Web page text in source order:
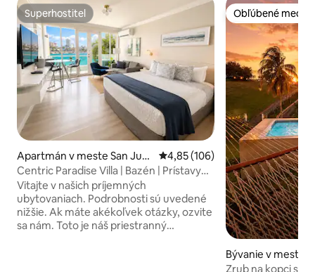
Superhostiteľ
Superhostiteľ
Apartmán v meste San Jua
n
Priemerné ohodnotenie 4,85 z
4,85 (106)
Centric Paradise Villa | Bazén | Prístavy
výletných lodí
Vitajte v našich príjemných
ubytovaniach. Podrobnosti sú uvedené
nižšie. Ak máte akékoľvek otázky, ozvite
sa nám. Toto je náš priestranný
Obľúbené medzi
Obľúbené medzi
Bývanie v meste
Zrub na kopci s